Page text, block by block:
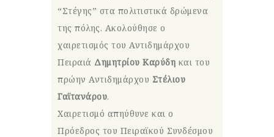
“Στέγης” στα πολιτιστικά δρώμενα
της πόλης. Ακολούθησε ο
χαιρετισμός του Αντιδημάρχου
Πειραιά Δημητρίου Καρύδη και του
πρώην Αντιδημάρχου Στέλιου
Γαϊτανάρου.
Χαιρετισμό απηύθυνε και ο
Πρόεδρος του Πειραϊκού Συνδέσμου